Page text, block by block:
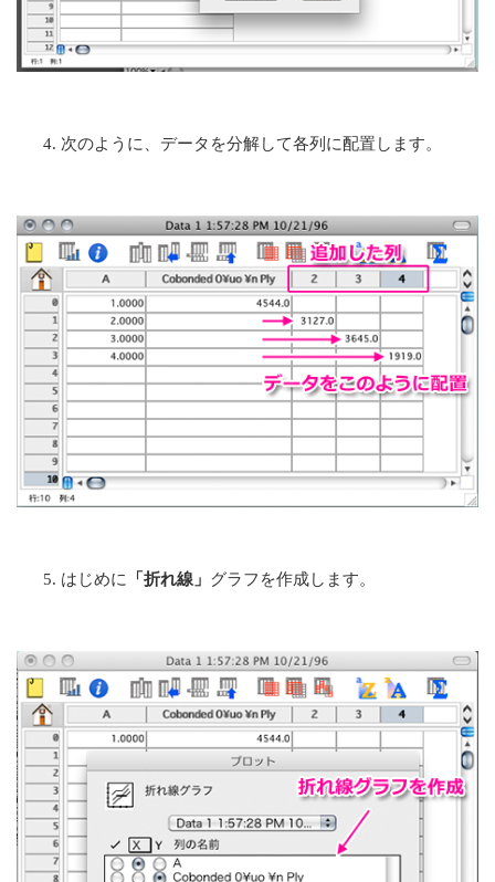
次のように、データを分解して各列に配置します。
はじめに 「折れ線」 グラフを作成します。